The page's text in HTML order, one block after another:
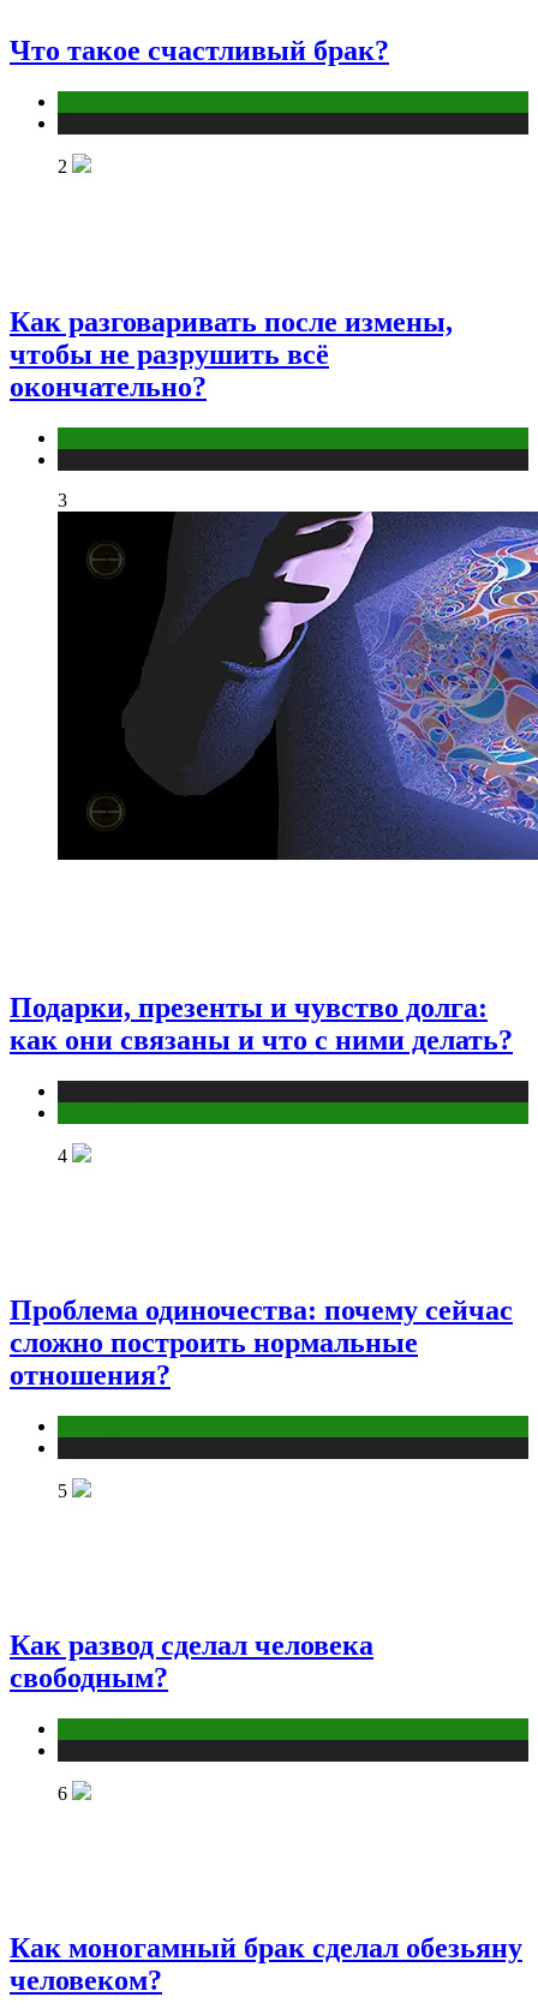
Что такое счастливый брак?
2
Как разговаривать после измены,
чтобы не разрушить всё
окончательно?
3
Подарки, презенты и чувство долга:
как они связаны и что с ними делать?
4
Проблема одиночества: почему сейчас
сложно построить нормальные
отношения?
5
Как развод сделал человека
свободным?
6
Как моногамный брак сделал обезьяну
человеком?